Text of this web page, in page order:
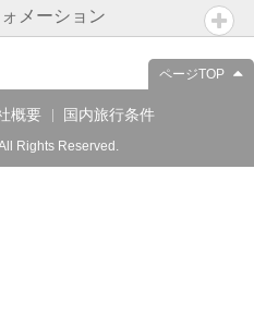
メーション
ページTOP
概要 国内旅行条件
Rights Reserved.